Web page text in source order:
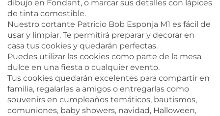
dibujo en Fondant, o marcar sus detalles con lápices
de tinta comestible.
Nuestro cortante Patricio Bob Esponja M1 es fácil de
usar y limpiar. Te permitirá preparar y decorar en
casa tus cookies y quedarán perfectas.
Puedes utilizar las cookies como parte de la mesa
dulce en una fiesta o cualquier evento.
Tus cookies quedarán excelentes para compartir en
familia, regalarlas a amigos o entregarlas como
souvenirs en cumpleaños temáticos, bautismos,
comuniones, baby showers, navidad, Halloween,